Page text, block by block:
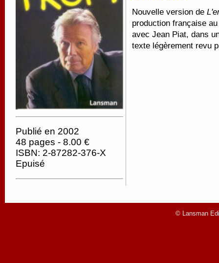
Publié en 2002
48 pages - 8.00 €
ISBN: 2-87282-376-X
Epuisé
Nouvelle version de
production française
avec Jean Piat, dans
texte légèrement revu
© Lansman